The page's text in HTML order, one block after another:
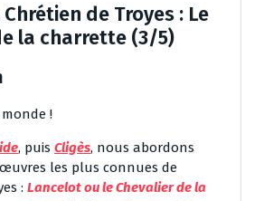
de Troyes : Le
la charrette (3/5)
!
, puis Cligès, nous abordons
les plus connues de
: Lancelot ou le Chevalier de la